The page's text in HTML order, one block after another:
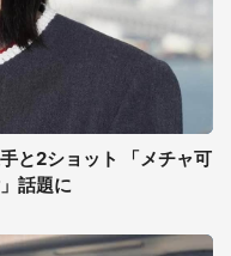
と2ショット 「メチャ可
話題に